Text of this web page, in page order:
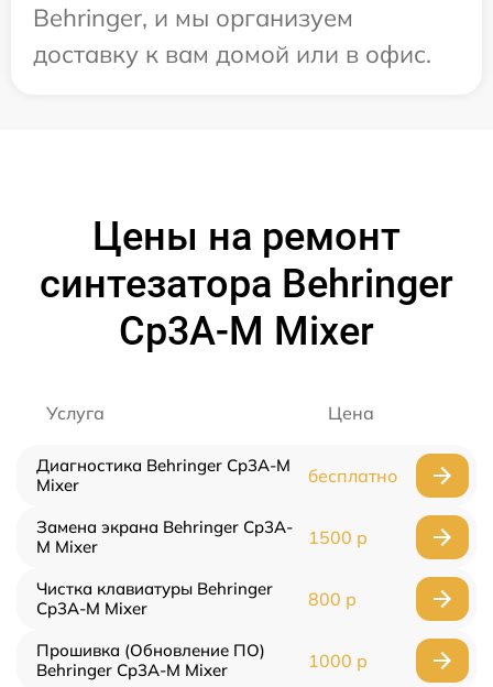
Behringer, и мы организуем
доставку к вам домой или в офис.
Цены на ремонт
синтезатора Behringer
Cp3A-M Mixer
Услуга Цена
Диагностика Behringer Cp3A-M
Mixer
бесплатно
Замена экрана Behringer Cp3A-
M Mixer
1500 р
Чистка клавиатуры Behringer
Cp3A-M Mixer
800 р
Прошивка (Обновление ПО)
Behringer Cp3A-M Mixer
1000 р